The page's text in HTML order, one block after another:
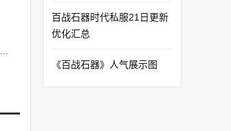
百战石器时代私服21日更新
优化汇总
《百战石器》人气展示图